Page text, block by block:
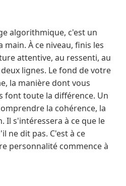
algorithmique, c'est un
À ce niveau, finis les
attentive, au ressenti, au
lignes. Le fond de votre
la manière dont vous
font toute la différence. Un
la cohérence, la
Il s'intéressera à ce que le
ne dit pas. C'est à ce
personnalité commence à